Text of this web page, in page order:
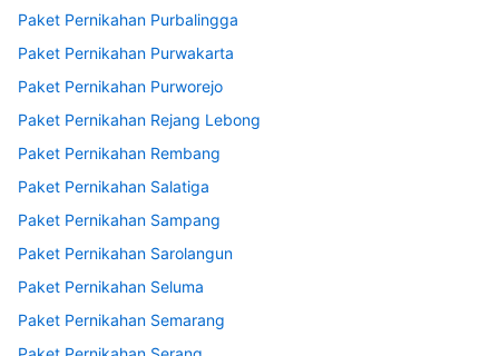
Paket Pernikahan Purbalingga
Paket Pernikahan Purwakarta
Paket Pernikahan Purworejo
Paket Pernikahan Rejang Lebong
Paket Pernikahan Rembang
Paket Pernikahan Salatiga
Paket Pernikahan Sampang
Paket Pernikahan Sarolangun
Paket Pernikahan Seluma
Paket Pernikahan Semarang